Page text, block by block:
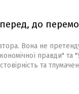
до
Вона не
правди" та
та